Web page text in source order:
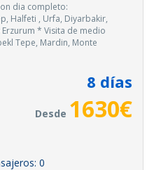
dia completo:
Halfeti , Urfa, Diyarbakir,
Erzurum * Visita de medio
Tepe, Mardin, Monte
8 días
Desde 1630€
0